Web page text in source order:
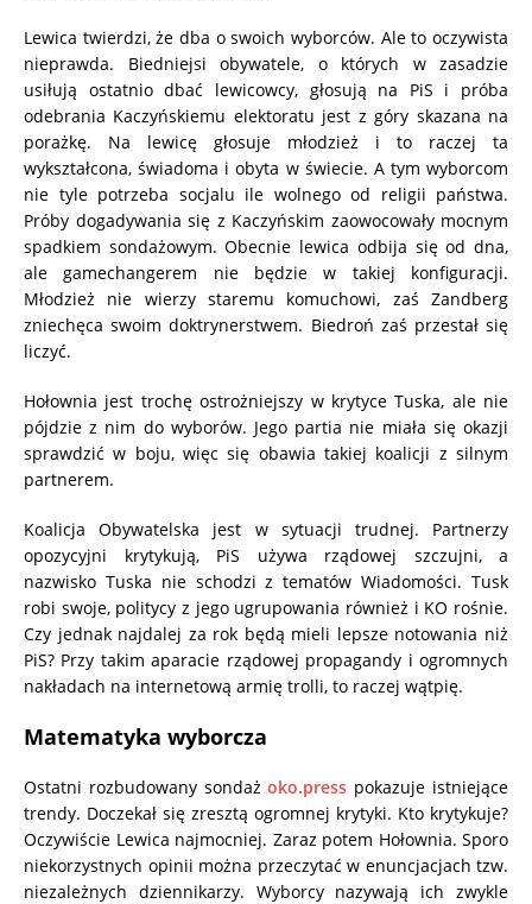
Lewica twierdzi, że dba o swoich wyborców. Ale to oczywista
nieprawda. Biedniejsi obywatele, o których w zasadzie
usiłują ostatnio dbać lewicowcy, głosują na PiS i próba
odebrania Kaczyńskiemu elektoratu jest z góry skazana na
porażkę. Na lewicę głosuje młodzież i to raczej ta
wykształcona, świadoma i obyta w świecie. A tym wyborcom
nie tyle potrzeba socjalu ile wolnego od religii państwa.
Próby dogadywania się z Kaczyńskim zaowocowały mocnym
spadkiem sondażowym. Obecnie lewica odbija się od dna,
ale gamechangerem nie będzie w takiej konfiguracji.
Młodzież nie wierzy staremu komuchowi, zaś Zandberg
zniechęca swoim doktrynerstwem. Biedroń zaś przestał się
liczyć.
Hołownia jest trochę ostrożniejszy w krytyce Tuska, ale nie
pójdzie z nim do wyborów. Jego partia nie miała się okazji
sprawdzić w boju, więc się obawia takiej koalicji z silnym
partnerem.
Koalicja Obywatelska jest w sytuacji trudnej. Partnerzy
opozycyjni krytykują, PiS używa rządowej szczujni, a
nazwisko Tuska nie schodzi z tematów Wiadomości. Tusk
robi swoje, politycy z jego ugrupowania również i KO rośnie.
Czy jednak najdalej za rok będą mieli lepsze notowania niż
PiS? Przy takim aparacie rządowej propagandy i ogromnych
nakładach na internetową armię trolli, to raczej wątpię.
Matematyka wyborcza
Ostatni rozbudowany sondażoko.press pokazuje istniejące
trendy. Doczekał się zresztą ogromnej krytyki. Kto krytykuje?
Oczywiście Lewica najmocniej. Zaraz potem Hołownia. Sporo
niekorzystnych opinii można przeczytać w enuncjacjach tzw.
niezależnych dziennikarzy. Wyborcy nazywają ich zwykle